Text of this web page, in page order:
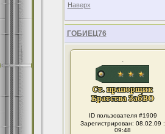
Наверх
ГОБИЕЦ76
.
ID пользователя #1909
Зарегистрирован: 08.02.09 :
09:48